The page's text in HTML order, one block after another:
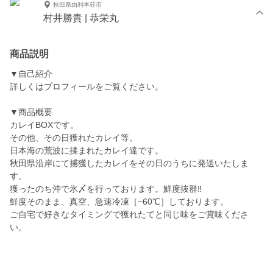
秋田県由利本荘市
村井勝貴 | 恭栄丸
商品説明
▼自己紹介
詳しくはプロフィールをご覧ください。
▼商品概要
カレイBOXです。
その他、その日獲れたカレイ等。
日本海の荒波に揉まれたカレイ達です。
秋田県沿岸にて捕獲したカレイをその日のうちに発送いたしま
す。
獲ったのち沖で氷〆を行っております。鮮度抜群‼️
鮮度そのまま、真空、急速冷凍［−60℃］しております。
ご自宅で好きなタイミングで獲れたてと同じ味をご賞味くださ
い。